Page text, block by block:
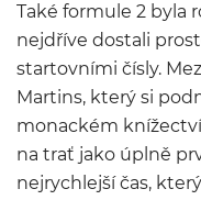
Také formule 2 byla
nejdříve dostali
startovními čísly.
Martins, který si
monackém
na trať jako úplně
nejrychlejší čas,